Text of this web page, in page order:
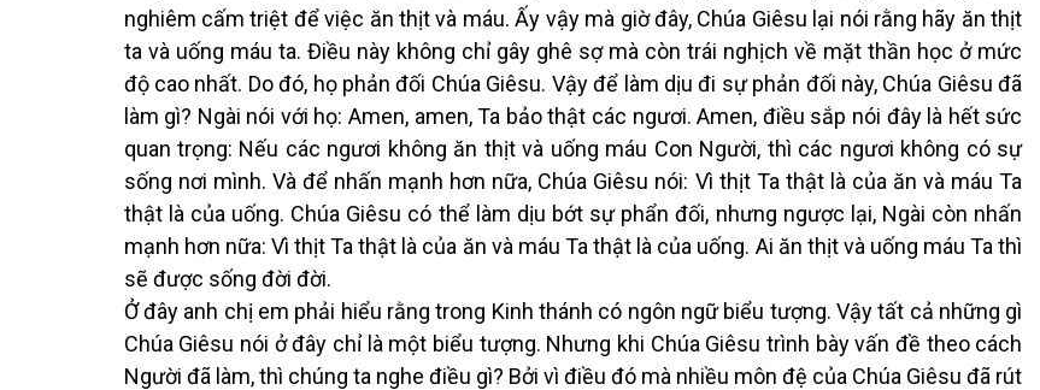
nghiêm cấm triệt để việc ăn thịt và máu. Ấy vậy mà giờ đây, Chúa Giêsu lại nói rằng hãy ăn thịt
ta và uống máu ta. Điều này không chỉ gây ghê sợ mà còn trái nghịch về mặt thần học ở mức
độ cao nhất. Do đó, họ phản đối Chúa Giêsu. Vậy để làm dịu đi sự phản đối này, Chúa Giêsu đã
làm gì? Ngài nói với họ: Amen, amen, Ta bảo thật các ngươi. Amen, điều sắp nói đây là hết sức
quan trọng: Nếu các ngươi không ăn thịt và uống máu Con Người, thì các ngươi không có sự
sống nơi mình. Và để nhấn mạnh hơn nữa, Chúa Giêsu nói: Vì thịt Ta thật là của ăn và máu Ta
thật là của uống. Chúa Giêsu có thể làm dịu bớt sự phẩn đối, nhưng ngược lại, Ngài còn nhấn
mạnh hơn nữa: Vì thịt Ta thật là của ăn và máu Ta thật là của uống. Ai ăn thịt và uống máu Ta thì
sẽ được sống đời đời.
Ở đây anh chị em phải hiểu rằng trong Kinh thánh có ngôn ngữ biểu tượng. Vậy tất cả những gì
Chúa Giêsu nói ở đây chỉ là một biểu tượng. Nhưng khi Chúa Giêsu trình bày vấn đề theo cách
Người đã làm, thì chúng ta nghe điều gì? Bởi vì điều đó mà nhiều môn đệ của Chúa Giêsu đã rút